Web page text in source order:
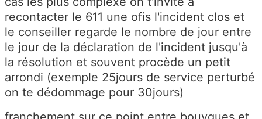
recontacter le 611 une ofis l'incident clos et
le conseiller regarde le nombre de jour entre
le jour de la déclaration de l'incident jusqu'à
la résolution et souvent procède un petit
arrondi (exemple 25jours de service perturbé
on te dédommage pour 30jours)